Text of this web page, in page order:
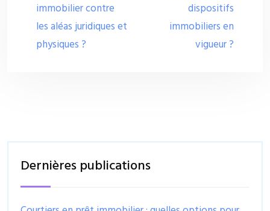
immobilier contre
les aléas juridiques et
physiques ?
dispositifs
immobiliers en
vigueur ?
Dernières publications